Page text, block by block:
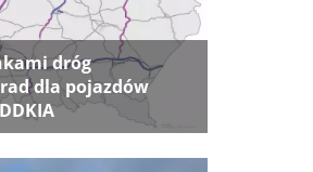
dróg
dla pojazdów